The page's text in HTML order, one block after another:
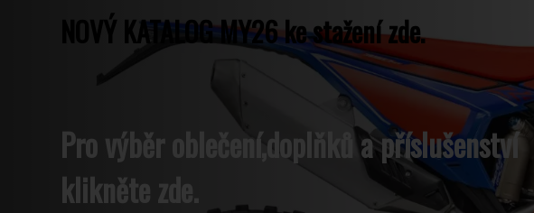
NOVÝ KATALOG MY26 ke stažení zde.
Pro výběr oblečení,doplňků a příslušenství
klikněte zde.